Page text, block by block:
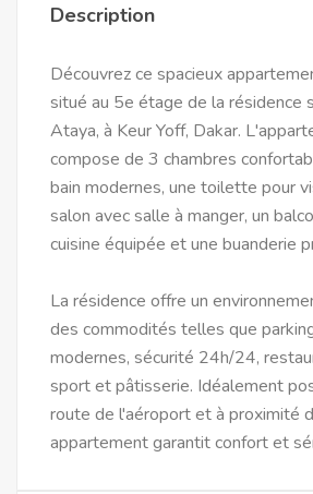
Description
Découvrez ce spacieux
situé au 5e étage de la résidence
Ataya, à Keur Yoff, Dakar.
compose de 3 chambres
bain modernes, une toilette pour
salon avec salle à manger, un
cuisine équipée et une buanderie
La résidence offre un
des commodités telles que
modernes, sécurité 24h/24,
sport et pâtisserie. Idéalement
route de l'aéroport et à proximité
appartement garantit confort et